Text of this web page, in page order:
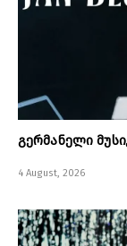
გერმანელი
4 August, 2026